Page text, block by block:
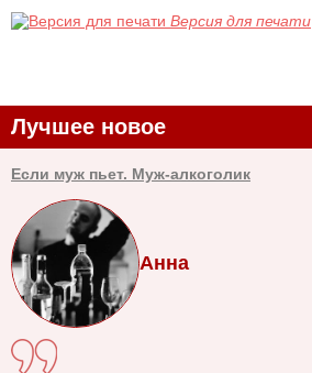
Версия для печати
Лучшее новое
Если муж пьет. Муж-алкоголик
Анна